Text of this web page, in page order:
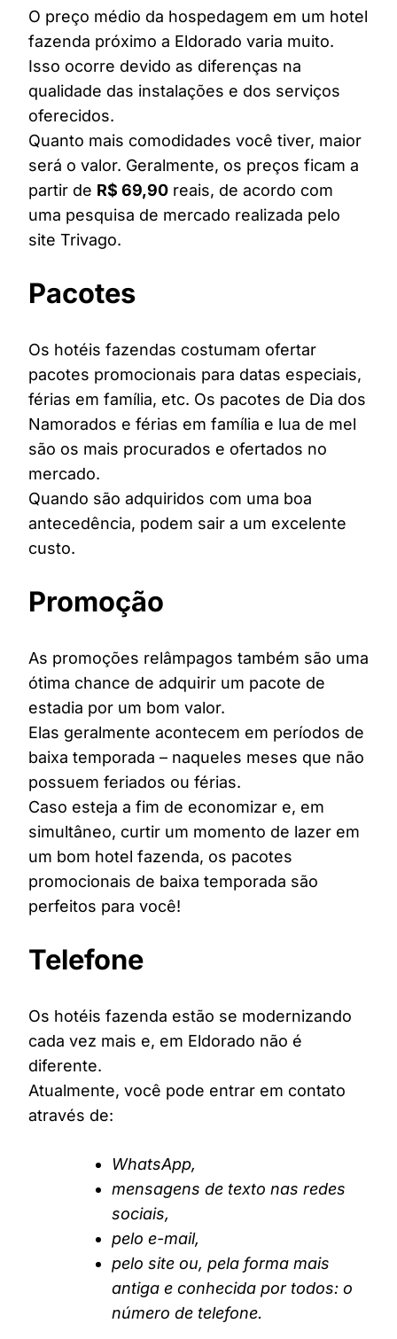
O preço médio da hospedagem em um hotel
fazenda próximo a Eldorado varia muito.
Isso ocorre devido as diferenças na
qualidade das instalações e dos serviços
oferecidos.
Quanto mais comodidades você tiver, maior
será o valor. Geralmente, os preços ficam a
partir de R$ 69,90 reais, de acordo com
uma pesquisa de mercado realizada pelo
site Trivago.
Pacotes
Os hotéis fazendas costumam ofertar
pacotes promocionais para datas especiais,
férias em família, etc. Os pacotes de Dia dos
Namorados e férias em família e lua de mel
são os mais procurados e ofertados no
mercado.
Quando são adquiridos com uma boa
antecedência, podem sair a um excelente
custo.
Promoção
As promoções relâmpagos também são uma
ótima chance de adquirir um pacote de
estadia por um bom valor.
Elas geralmente acontecem em períodos de
baixa temporada – naqueles meses que não
possuem feriados ou férias.
Caso esteja a fim de economizar e, em
simultâneo, curtir um momento de lazer em
um bom hotel fazenda, os pacotes
promocionais de baixa temporada são
perfeitos para você!
Telefone
Os hotéis fazenda estão se modernizando
cada vez mais e, em Eldorado não é
diferente.
Atualmente, você pode entrar em contato
através de:
WhatsApp,
mensagens de texto nas redes
sociais,
pelo e-mail,
pelo site ou, pela forma mais
antiga e conhecida por todos: o
número de telefone.